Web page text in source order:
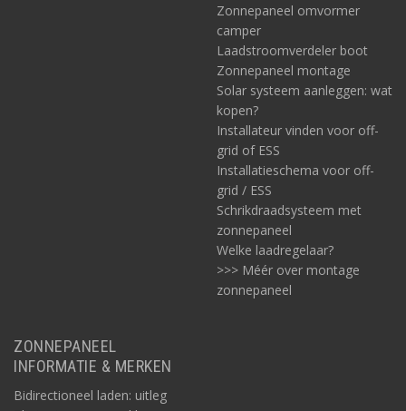
Zonnepaneel omvormer
camper
Laadstroomverdeler boot
Zonnepaneel montage
Solar systeem aanleggen: wat
kopen?
Installateur vinden voor off-
grid of ESS
Installatieschema voor off-
grid / ESS
Schrikdraadsysteem met
zonnepaneel
Welke laadregelaar?
>>> Méér over montage
zonnepaneel
ZONNEPANEEL
INFORMATIE & MERKEN
Bidirectioneel laden: uitleg